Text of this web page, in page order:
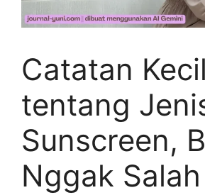
Catatan Kecil
tentang
Sunscreen,
Nggak